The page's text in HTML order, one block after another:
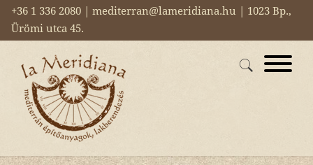
+36 1 336 2080 | mediterran@lameridiana.hu | 1023 Bp.,
Ürömi utca 45.